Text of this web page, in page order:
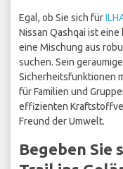
Egal, ob Sie sich für
Nissan Qashqai ist
eine Mischung aus
suchen. Sein
Sicherheitsfunktionen
für Familien und
effizienten
Freund der Umwelt.
Begeben Sie